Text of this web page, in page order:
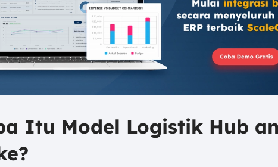
Itu Model Logistik Hub